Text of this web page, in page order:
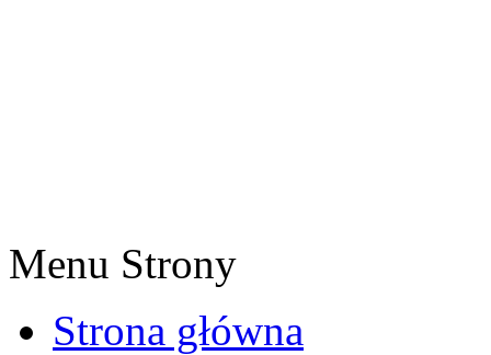
Menu Strony
Strona główna